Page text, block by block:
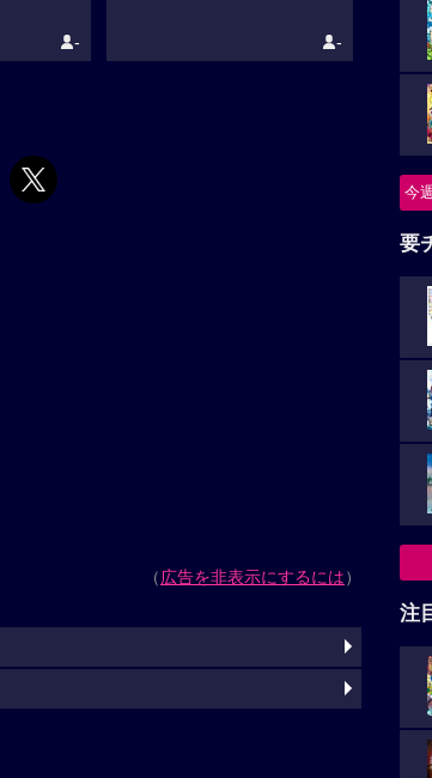
- -
（広告を非表示にするには）
今
要
注